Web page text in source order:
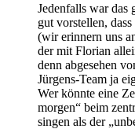
Jedenfalls war
gut vorstellen,
(wir erinnern uns
der mit Florian
denn abgesehen
Jürgens-Team ja
Wer könnte eine
morgen“ beim
singen als der